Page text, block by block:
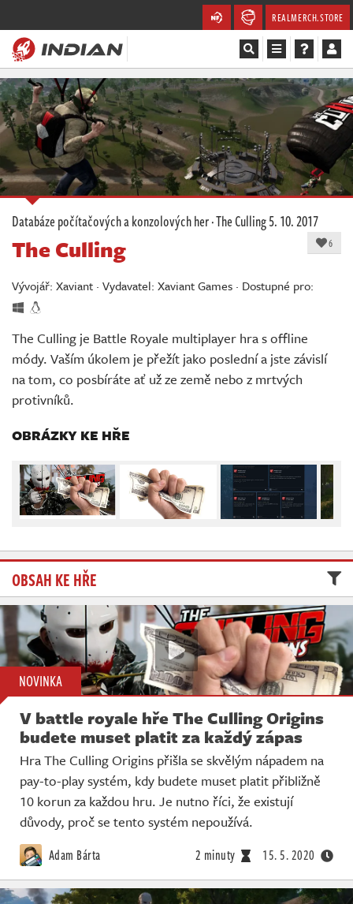
REALMERCH.STORE
Magazín
Recenze
Videa
Soutěže
Databáze
Komunita
Redakce
Živě
Databáze počítačových a konzolových her·The Culling5. 10. 2017
6
The Culling
Vývojář: Xaviant · Vydavatel: Xaviant Games · Dostupné pro:
The Culling je Battle Royale multiplayer hra s offline
módy. Vaším úkolem je přežít jako poslední a jste závislí
na tom, co posbíráte ať už ze země nebo z mrtvých
protivníků.
OBRÁZKY KE HŘE
OBSAH KE HŘE
NOVINKA
V battle royale hře The Culling Origins
budete muset platit za každý zápas
Hra The Culling Origins přišla se skvělým nápadem na
pay-to-play systém, kdy budete muset platit přibližně
10 korun za každou hru. Je nutno říci, že existují
důvody, proč se tento systém nepoužívá.
Adam Bárta 2 minuty 15. 5. 2020